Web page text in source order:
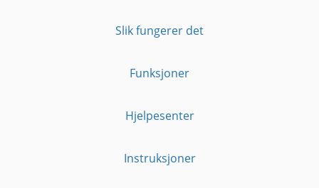
Slik fungerer det
Funksjoner
Hjelpesenter
Instruksjoner